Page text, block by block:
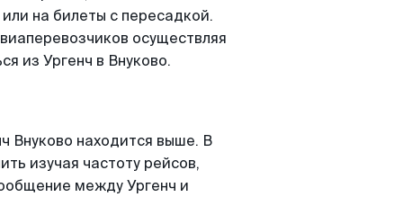
на билеты с пересадкой.
осуществляя
из Ургенч в Внуково.
Внуково находится выше. В
изучая частоту рейсов,
между Ургенч и